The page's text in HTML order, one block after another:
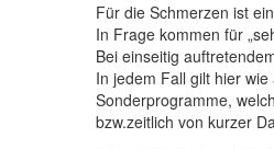
Für die Schmerzen ist
In Frage kommen für
Bei einseitig
In jedem Fall gilt hier
Sonderprogramme,
bzw.zeitlich von kurzer